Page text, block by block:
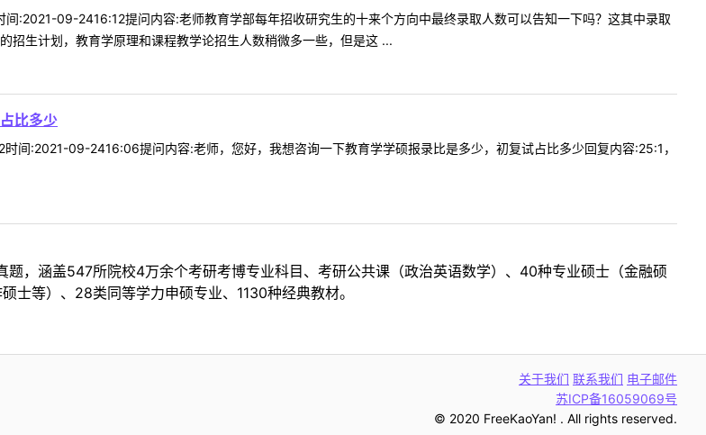
:2021-09-2416:12提问内容:老师教育学部每年招收研究生的十来个方向中最终录取人数可以告知一下吗？这其中录取
招生计划，教育学原理和课程教学论招生人数稍微多一些，但是这 ...
比多少
间:2021-09-2416:06提问内容:老师，您好，我想咨询一下教育学学硕报录比是多少，初复试占比多少回复内容:25:1，
，涵盖547所院校4万余个考研考博专业科目、考研公共课（政治英语数学）、40种专业硕士（金融硕
士等）、28类同等学力申硕专业、1130种经典教材。
关于我们 联系我们 电子邮件
苏ICP备16059069号
© 2020 FreeKaoYan! . All rights reserved.